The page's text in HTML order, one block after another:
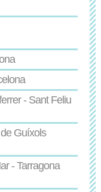
- Sant Feliu
Guíxols
- Tarragona